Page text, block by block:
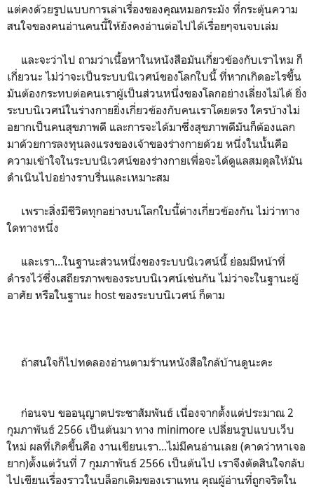
แต่คงด้วยรูปแบบการเล่าเรื่องของคุณหมอกระมัง ที่กระตุ้นความ
สนใจของคนอ่านคนนี้ให้ยังคงอ่านต่อไปได้เรื่อยๆจนจบเล่ม
และจะว่าไป ถามว่าเนื้อหาในหนังสือมันเกี่ยวข้องกับเราไหม ก็
เกี่ยวนะ ไม่ว่าจะเป็นระบบนิเวศน์ของโลกใบนี้ ที่หากเกิดอะไรขึ้น
มันต้องกระทบต่อคนเราผู้เป็นส่วนหนึ่งของโลกอย่างเลี่ยงไม่ได้ ยิ่ง
ระบบนิเวศน์ในร่างกายยิ่งเกี่ยวข้องกับคนเราโดยตรง ใครบ้างไม่
อยากเป็นคนสุขภาพดี และการจะได้มาซึ่งสุขภาพดีมันก็ต้องแลก
มาด้วยการลงทุนลงแรงของเจ้าของร่างกายด้วย หนึ่งในนั้นคือ
ความเข้าใจในระบบนิเวศน์ของร่างกายเพื่อจะได้ดูแลสมดุลให้มัน
ดำเนินไปอย่างราบรื่นและเหมาะสม
เพราะสิ่งมีชีวิตทุกอย่างบนโลกใบนี้ต่างเกี่ยวข้องกัน ไม่ว่าทาง
ใดทางหนึ่ง
และเรา...ในฐานะส่วนหนึ่งของระบบนิเวศน์นี้ ย่อมมีหน้าที่
ดำรงไว้ซึ่งเสถียรภาพของระบบนิเวศน์เช่นกัน ไม่ว่าจะในฐานะผู้
อาศัย หรือในฐานะ host ของระบบนิเวศน์ ก็ตาม
ถ้าสนใจก็ไปทดลองอ่านตามร้านหนังสือใกล้บ้านดูนะคะ
ก่อนจบ ขออนุญาตประชาสัมพันธ์ เนื่องจากตั้งแต่ประมาณ 2
กุมภาพันธ์ 2566 เป็นต้นมา ทาง minimore เปลี่ยนรูปแบบเว็บ
ใหม่ ผลที่เกิดขึ้นคือ งานเขียนเรา...ไม่มีคนอ่านเลย (คาดว่าหาเจอ
ยาก)ตั้งแต่วันที่ 7 กุมภาพันธ์ 2566 เป็นต้นไป เราจึงตัดสินใจกลับ
ไปเขียนเรื่องราวในบล็อกเดิมของเราแทน คุณผู้อ่านที่ถูกจริตใน